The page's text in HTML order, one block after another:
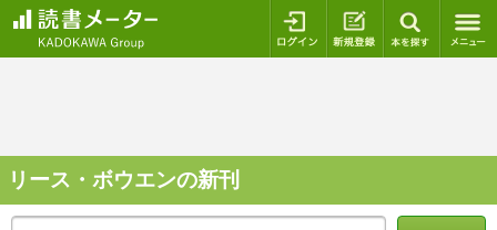
ログイン 新規登録
リース・ボウエンの新刊